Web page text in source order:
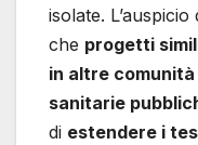
isolate.
che progetti
in altre
sanitarie
di estendere i